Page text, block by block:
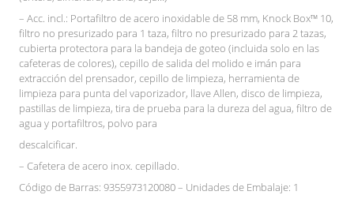
– Acc. incl.: Portafiltro de acero inoxidable de 58 mm, Knock Box™ 10,
filtro no presurizado para 1 taza, filtro no presurizado para 2 tazas,
cubierta protectora para la bandeja de goteo (incluida solo en las
cafeteras de colores), cepillo de salida del molido e imán para
extracción del prensador, cepillo de limpieza, herramienta de
limpieza para punta del vaporizador, llave Allen, disco de limpieza,
pastillas de limpieza, tira de prueba para la dureza del agua, filtro de
agua y portafiltros, polvo para
descalcificar.
– Cafetera de acero inox. cepillado.
Código de Barras: 9355973120080 – Unidades de Embalaje: 1